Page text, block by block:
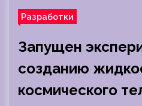
Разработки
Запущен
созданию
космического